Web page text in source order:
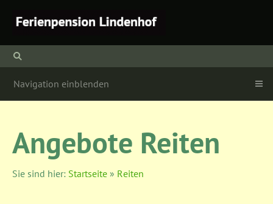
Navigation einblenden
Angebote Reiten
Sie sind hier: Startseite » Reiten